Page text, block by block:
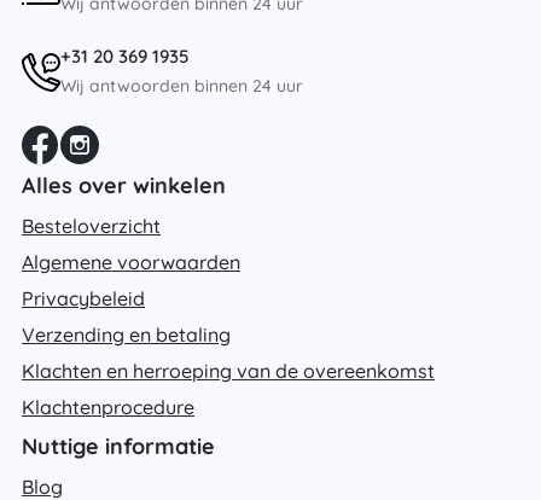
+31 20 369 1935
Wij antwoorden binnen 24 uur
Alles over winkelen
Besteloverzicht
Algemene voorwaarden
Privacybeleid
Verzending en betaling
Klachten en herroeping van de overeenkomst
Klachtenprocedure
Nuttige informatie
Blog